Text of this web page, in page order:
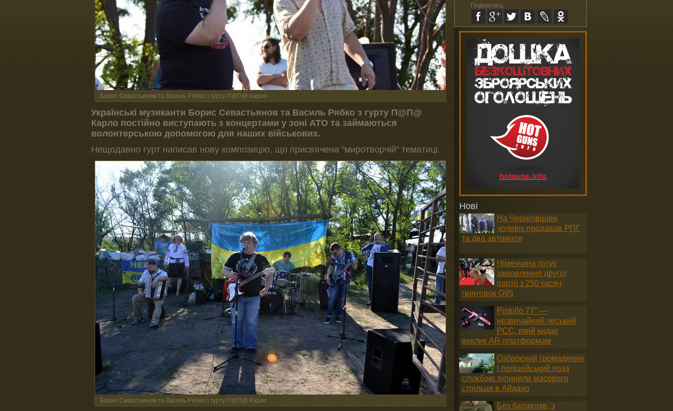
Борис Севастьянов та Василь Рябко з гурту П@П@ Карло
Українські музиканти Борис Севастьянов та Василь Рябко з гурту П@П@
Карло постійно виступають з концертами у зоні АТО та займаються
волонтерською допомогою для наших військових.
Нещодавно гурт написав нову композицію, що присвячена "миротворчій" тематиці.
Борис Севастьянов та Василь Рябко з гурту П@П@ Карло
Нові
На Чернігівщині
чоловік продавав РПГ
та два автомати
Німеччина готує
замовлення другої
партії з 250 тисяч
гвинтівок G95
Pistollo 77° —
незвичайний чеський
PCC, який кидає
виклик AR-платформам
Озброєний громадянин
і поліцейський поза
службою зупинили масового
стрільця в Айдахо
Без балаклав, з
Поділитись